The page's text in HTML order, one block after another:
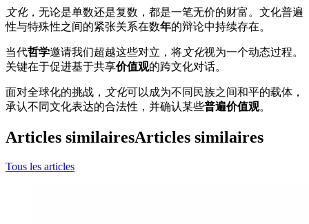
文化，无论是单数还是复数，都是一笔无价的财富。文化普遍
性与特殊性之间的紧张关系在数年的辩论中持续存在。
当代哲学邀请我们超越这些对立，将文化视为一个动态过程。
关键在于促进基于共享价值观的跨文化对话。
面对全球化的挑战， 文化可以成为不同民族之间和平的载体，
承认不同文化表达的合法性，并确认某些普遍价值观。
Articles similairesArticles similaires
Tous les articles